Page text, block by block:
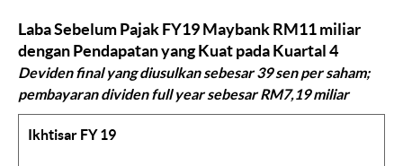
Laba Sebelum Pajak FY19 Maybank RM11 miliar
dengan Pendapatan yang Kuat pada Kuartal 4
Deviden final yang diusulkan sebesar 39 sen per saham;
pembayaran dividen full year sebesar RM7,19 miliar
Ikhtisar FY 19